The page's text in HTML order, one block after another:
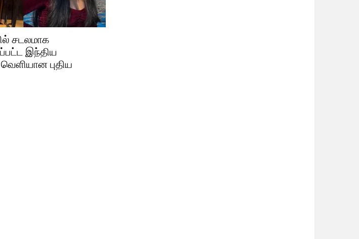
சடலமாக
இந்திய
புதிய